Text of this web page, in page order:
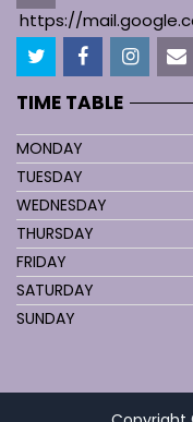
https://
TIME TABLE
MONDAY
TUESDAY
WEDNESDAY
THURSDAY
FRIDAY
SATURDAY
SUNDAY